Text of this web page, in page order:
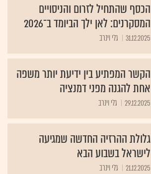
הכסף שהתחיל לזרום והניסויים
המסקרנים: לאן ילך הביומד ב־2026
31.12.2025 גלי וינרב
הקשר המפתיע בין ידיעת יותר משפה
אחת להגנה מפני דמנציה
29.12.2025 גלי וינרב
גלולת ההרזיה החדשה שמגיעה
לישראל בשבוע הבא
21.12.2025 גלי וינרב